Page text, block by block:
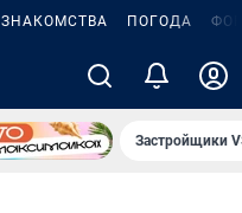
ЗНАКОМСТВА ПОГОДА
Застройщики